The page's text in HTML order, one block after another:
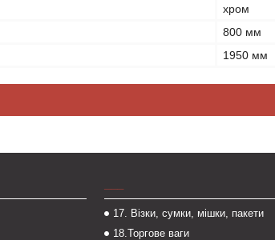
хром
800 мм
1950 мм
17. Візки, сумки, мішки, пакети
18.Торгове ваги